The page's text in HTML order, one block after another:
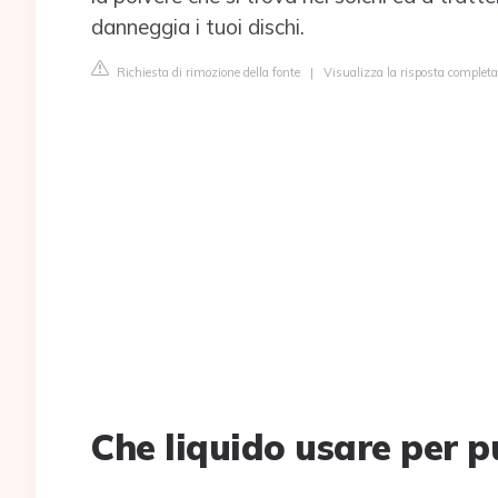
danneggia i tuoi dischi.
Richiesta di rimozione della fonte | Visualizza la risposta
Che liquido usare per